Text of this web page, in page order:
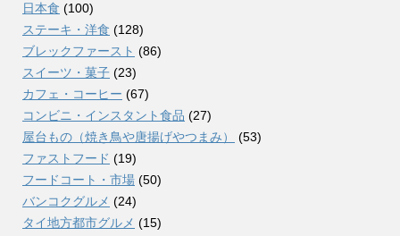
日本食 (100)
ステーキ・洋食 (128)
ブレックファースト (86)
スイーツ・菓子 (23)
カフェ・コーヒー (67)
コンビニ・インスタント食品 (27)
屋台もの（焼き鳥や唐揚げやつまみ）
(53)
ファストフード (19)
フードコート・市場 (50)
バンコクグルメ (24)
タイ地方都市グルメ (15)